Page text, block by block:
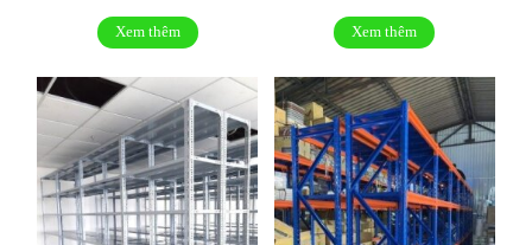
Xem thêm Xem thêm